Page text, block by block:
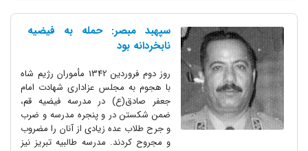
سپهبد مبصر: حمله به فیضیه
نابخردانه بود
روز دوم فروردین 1342 مأموران رژیم شاه
با هجوم به مجلس عزاداری شهادت امام
جعفر صادق(ع) در مدرسه فیضیه قم،
ضمن شکستن در و پنجره مدرسه و ضرب
و جرح طلاب عده زیادی از آنان را مضروب
و مجروح کردند. مدرسه طالبیه تبریز نیز